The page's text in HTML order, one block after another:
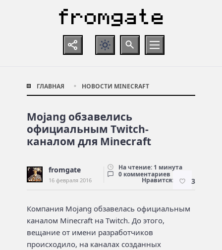
ГЛАВНАЯ НОВОСТИ MINECRAFT
Mojang обзавелись
официальным Twitch-
каналом для Minecraft
fromgate
16 февраля 2016
На чтение: 1 минута
0 комментариев
Нравится: 3
Компания Mojang обзавелась официальным
каналом Minecraft на Twitch. До этого,
вещание от имени разработчиков
происходило, на каналах созданных